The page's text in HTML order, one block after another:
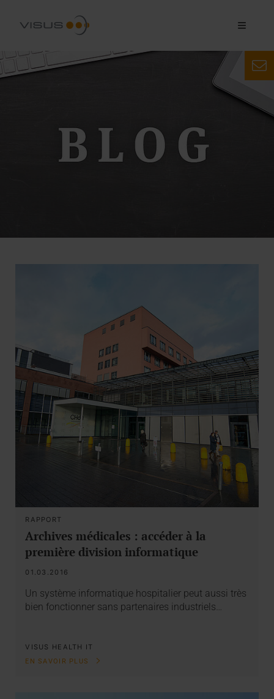
RAPPORT
Archives médicales : accéder à la
première division informatique
01.03.2016
Un système informatique hospitalier peut aussi très
bien fonctionner sans partenaires industriels…
VISUS HEALTH IT
EN SAVOIR PLUS